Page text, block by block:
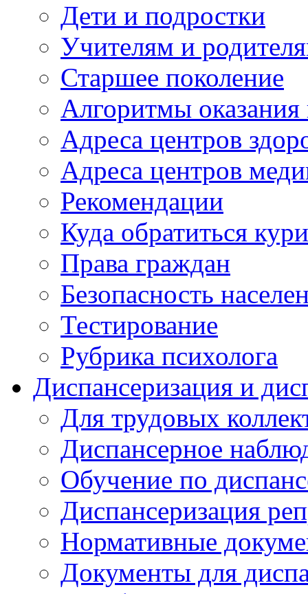
Дети и подростки
Учителям и
Старшее поколение
Алгоритмы
Адреса центров
Адреса центров
Рекомендации
Куда обратиться
Права граждан
Безопасность
Тестирование
Рубрика психолога
Диспансеризация и
Для трудовых
Диспансерное
Обучение по
Диспансеризация
Нормативные
Документы для